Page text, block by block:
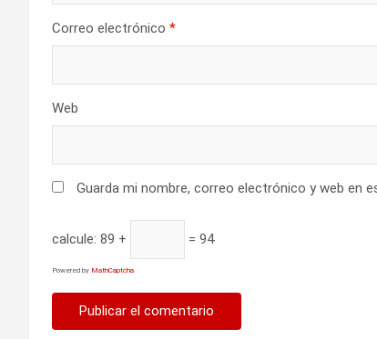
Correo electrónico *
Web
Guarda mi nombre, correo electrónico y web en
calcule: 89 + = 94
Powered by MathCaptcha